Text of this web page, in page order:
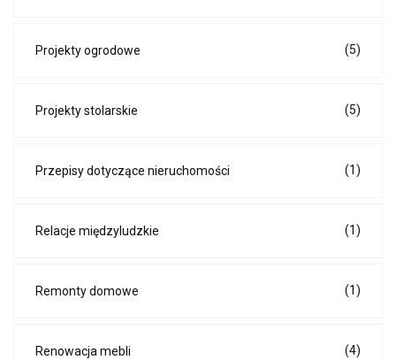
Projekty ogrodowe (5)
Projekty stolarskie (5)
Przepisy dotyczące nieruchomości (1)
Relacje międzyludzkie (1)
Remonty domowe (1)
Renowacja mebli (4)